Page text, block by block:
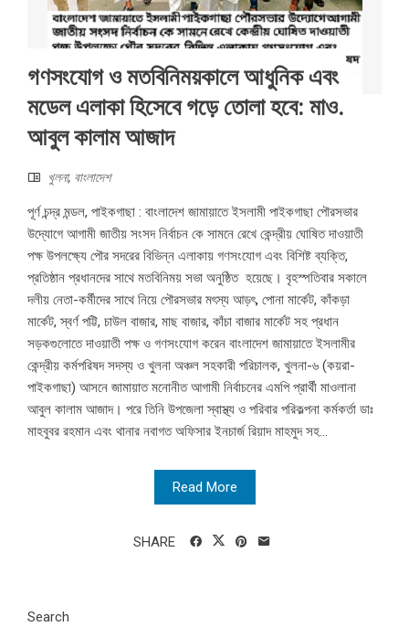
গণসংযোগ ও মতবিনিময়কালে আধুনিক এবং
মডেল এলাকা হিসেবে গড়ে তোলা হবে: মাও.
আবুল কালাম আজাদ
খুলনা, বাংলাদেশ
পূর্ণ চন্দ্র মন্ডল, পাইকগাছা : বাংলাদেশ জামায়াতে ইসলামী পাইকগাছা পৌরসভার
উদ্যোগে আগামী জাতীয় সংসদ নির্বাচন কে সামনে রেখে কেন্দ্রীয় ঘোষিত দাওয়াতী
পক্ষ উপলক্ষ্যে পৌর সদরের বিভিন্ন এলাকায় গণসংযোগ এবং বিশিষ্ট ব্যক্তি,
প্রতিষ্ঠান প্রধানদের সাথে মতবিনিময় সভা অনুষ্ঠিত হয়েছে। বৃহস্পতিবার সকালে
দলীয় নেতা-কর্মীদের সাথে নিয়ে পৌরসভার মৎস্য আড়ৎ, পোনা মার্কেট, কাঁকড়া
মার্কেট, স্বর্ণ পট্টি, চাউল বাজার, মাছ বাজার, কাঁচা বাজার মার্কেট সহ প্রধান
সড়কগুলোতে দাওয়াতী পক্ষ ও গণসংযোগ করেন বাংলাদেশ জামায়াতে ইসলামীর
কেন্দ্রীয় কর্মপরিষদ সদস্য ও খুলনা অঞ্চল সহকারী পরিচালক, খুলনা-৬ (কয়রা-
পাইকগাছা) আসনে জামায়াত মনোনীত আগামী নির্বাচনের এমপি প্রার্থী মাওলানা
আবুল কালাম আজাদ। পরে তিনি উপজেলা স্বাস্থ্য ও পরিবার পরিকল্পনা কর্মকর্তা ডাঃ
মাহবুবর রহমান এবং থানার নবাগত অফিসার ইনচার্জ রিয়াদ মাহমুদ সহ...
Read More
SHARE
Search